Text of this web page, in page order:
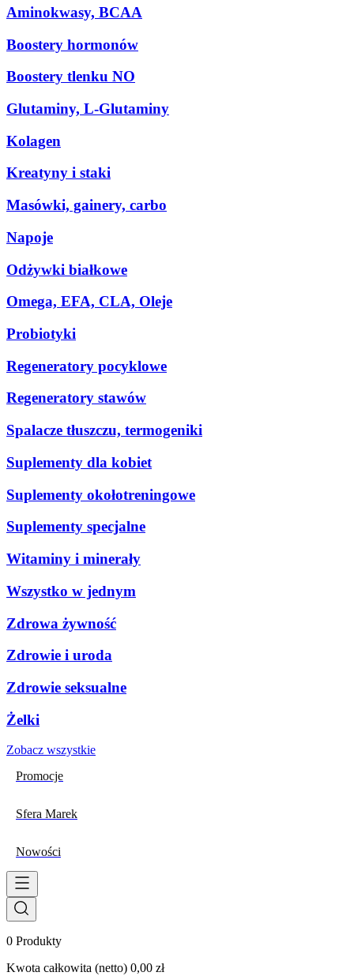
Aminokwasy, BCAA
Boostery hormonów
Boostery tlenku NO
Glutaminy, L-Glutaminy
Kolagen
Kreatyny i staki
Masówki, gainery, carbo
Napoje
Odżywki białkowe
Omega, EFA, CLA, Oleje
Probiotyki
Regeneratory pocyklowe
Regeneratory stawów
Spalacze tłuszczu, termogeniki
Suplementy dla kobiet
Suplementy okołotreningowe
Suplementy specjalne
Witaminy i minerały
Wszystko w jednym
Zdrowa żywność
Zdrowie i uroda
Zdrowie seksualne
Żelki
Zobacz wszystkie
Promocje
Sfera Marek
Nowości
0 Produkty
Kwota całkowita (netto) 0,00 zł